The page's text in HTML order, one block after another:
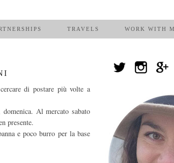
TRAVELS WORK WITH
di postare più volte a
Al mercato sabato
presente.
e poco burro per la base